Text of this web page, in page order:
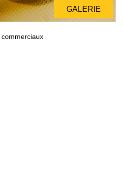
GALERIE
GALERIE
commerciaux